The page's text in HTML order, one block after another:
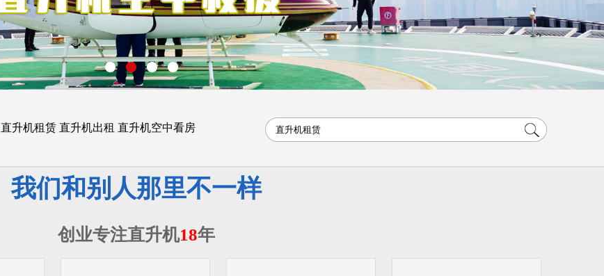
直升机租赁 直升机出租 直升机空中看房
我们和别人那里不一样
创业专注直升机18年